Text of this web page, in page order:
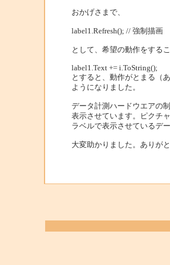
おかげさまで、
label1.Refresh(); // 強制描画
として、希望の動作をする
label1.Text += i.ToString();
とすると、動作がとまる（
ようになりました。
データ計測ハードウエアの
表示させています。ピクチ
ラベルで表示させているデ
大変助かりました。ありが